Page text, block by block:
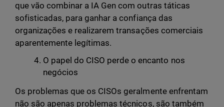
que vão combinar a IA Gen com outras táticas
sofisticadas, para ganhar a confiança das
organizações e realizarem transações comerciais
aparentemente legítimas.
O papel do CISO perde o encanto nos
negócios
Os problemas que os CISOs geralmente enfrentam
não são apenas problemas técnicos, são também